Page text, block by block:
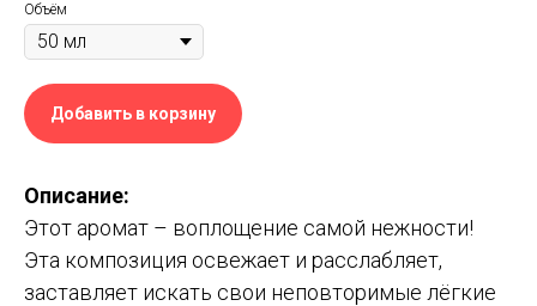
Объём
Добавить в корзину
Описание:
Этот аромат – воплощение самой нежности!
Эта композиция освежает и расслабляет,
заставляет искать свои неповторимые лёгкие